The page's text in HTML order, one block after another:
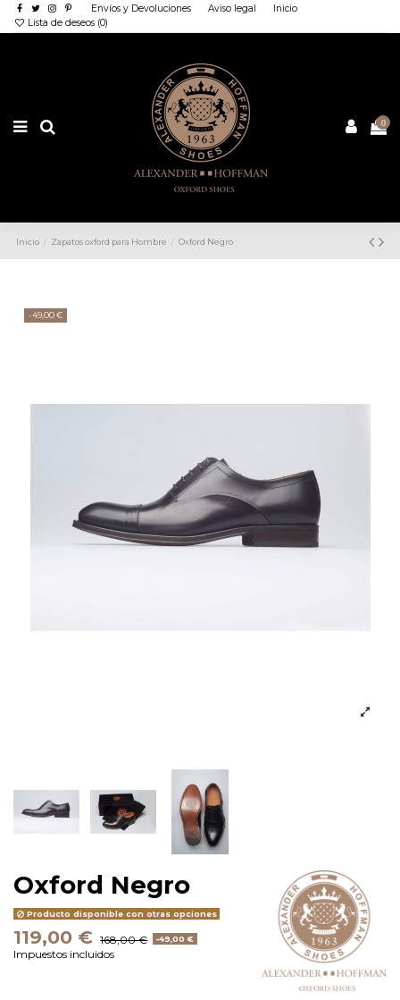
Envíos y Devoluciones Aviso legal
Inicio
Lista de deseos (0)
0
Inicio Zapatos oxford para Hombre Oxford Negro
-49,00 €
Oxford Negro
Producto disponible con otras opciones
119,00 € 168,00 € -49,00 €
Impuestos incluidos